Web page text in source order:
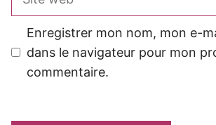
Enregistrer mon nom, mon e-
dans le navigateur pour mon
commentaire.